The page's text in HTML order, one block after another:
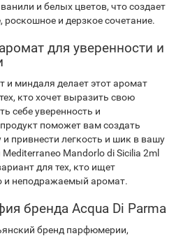
и белых цветов, что создает
роскошное и дерзкое сочетание.
для уверенности и
и миндаля делает этот аромат
кто хочет выразить свою
себе уверенность и
поможет вам создать
привнести легкость и шик в вашу
Mandorlo di Sicilia 2ml
для тех, кто ищет
и неподражаемый аромат.
бренда Acqua Di Parma
бренд парфюмерии,